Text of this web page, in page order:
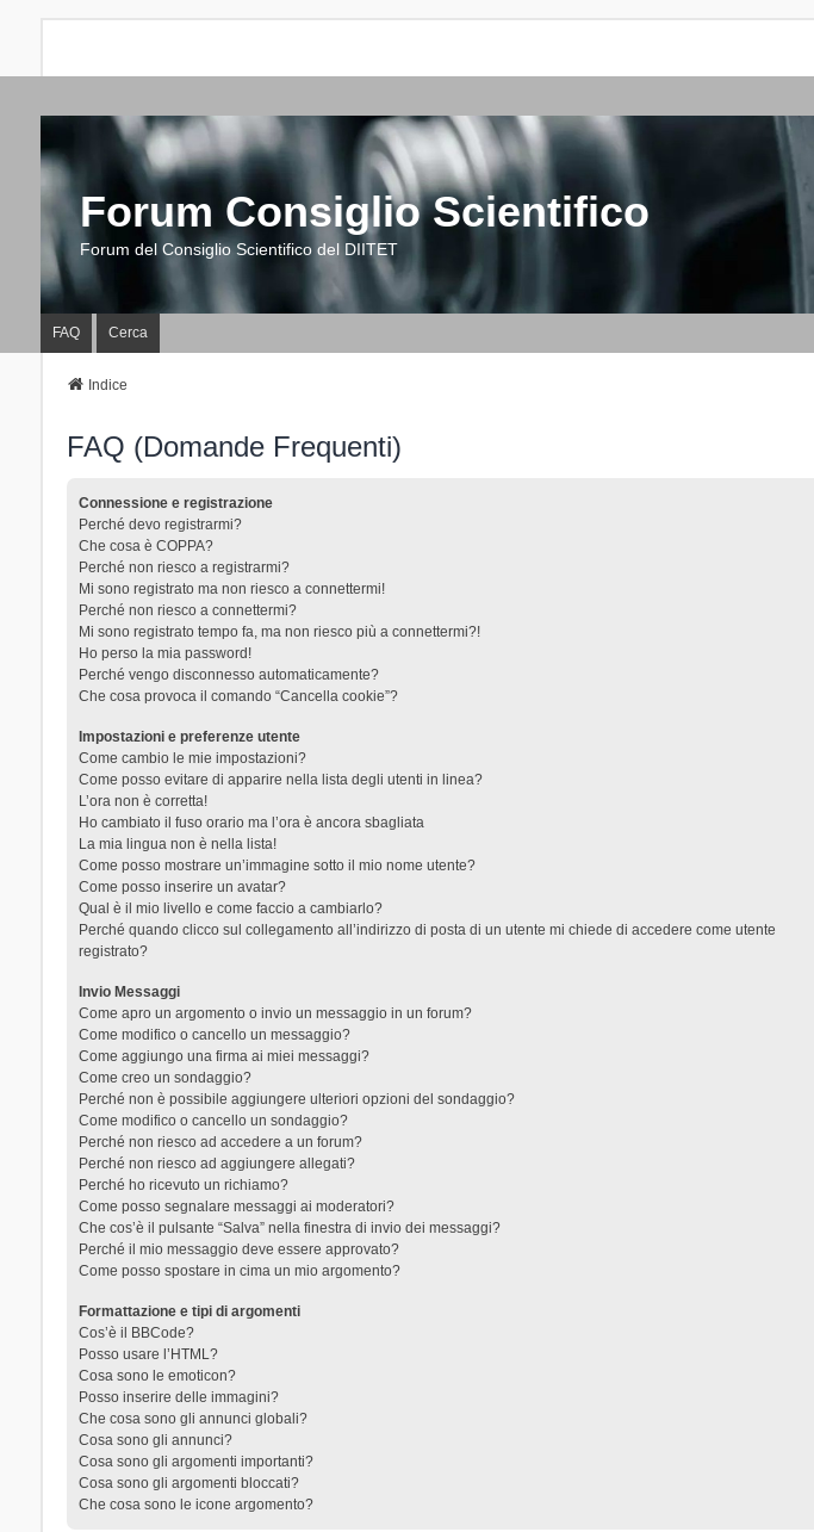
Forum Consiglio Scientifico
Forum del Consiglio Scientifico del DIITET
FAQ Cerca
Indice
FAQ (Domande Frequenti)
Connessione e registrazione
Perché devo registrarmi?
Che cosa è COPPA?
Perché non riesco a registrarmi?
Mi sono registrato ma non riesco a connettermi!
Perché non riesco a connettermi?
Mi sono registrato tempo fa, ma non riesco più a connettermi?!
Ho perso la mia password!
Perché vengo disconnesso automaticamente?
Che cosa provoca il comando “Cancella cookie”?
Impostazioni e preferenze utente
Come cambio le mie impostazioni?
Come posso evitare di apparire nella lista degli utenti in linea?
L’ora non è corretta!
Ho cambiato il fuso orario ma l’ora è ancora sbagliata
La mia lingua non è nella lista!
Come posso mostrare un’immagine sotto il mio nome utente?
Come posso inserire un avatar?
Qual è il mio livello e come faccio a cambiarlo?
Perché quando clicco sul collegamento all’indirizzo di posta di un utente mi chiede di accedere come utente
registrato?
Invio Messaggi
Come apro un argomento o invio un messaggio in un forum?
Come modifico o cancello un messaggio?
Come aggiungo una firma ai miei messaggi?
Come creo un sondaggio?
Perché non è possibile aggiungere ulteriori opzioni del sondaggio?
Come modifico o cancello un sondaggio?
Perché non riesco ad accedere a un forum?
Perché non riesco ad aggiungere allegati?
Perché ho ricevuto un richiamo?
Come posso segnalare messaggi ai moderatori?
Che cos’è il pulsante “Salva” nella finestra di invio dei messaggi?
Perché il mio messaggio deve essere approvato?
Come posso spostare in cima un mio argomento?
Formattazione e tipi di argomenti
Cos’è il BBCode?
Posso usare l’HTML?
Cosa sono le emoticon?
Posso inserire delle immagini?
Che cosa sono gli annunci globali?
Cosa sono gli annunci?
Cosa sono gli argomenti importanti?
Cosa sono gli argomenti bloccati?
Che cosa sono le icone argomento?